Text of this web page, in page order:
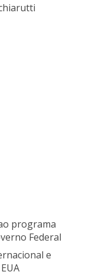
programa
Federal
e